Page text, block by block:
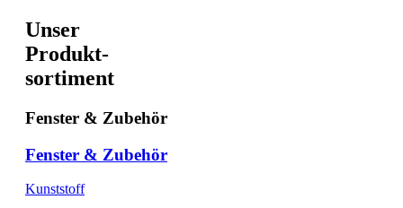
Unser
Produkt-
sortiment
Fenster & Zubehör
Fenster & Zubehör
Kunststoff